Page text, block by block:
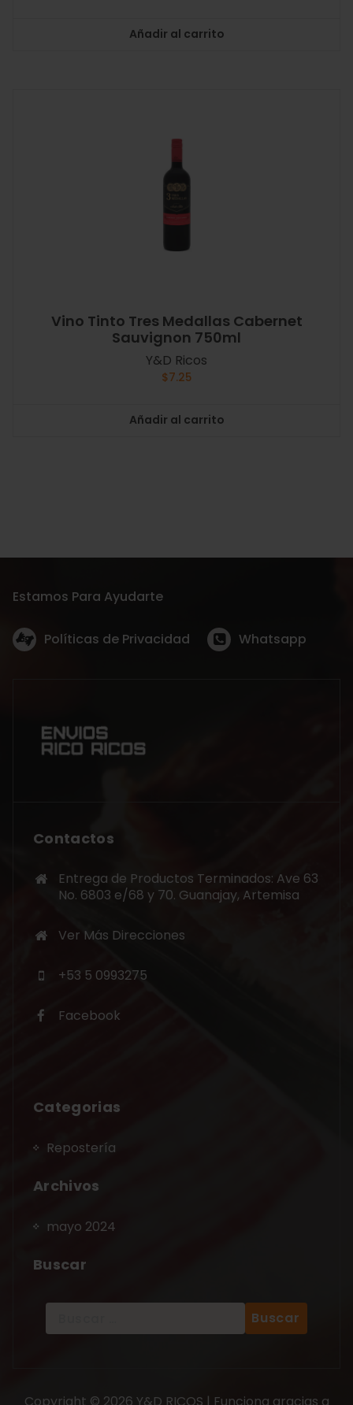
Añadir al carrito
Vino Tinto Tres Medallas Cabernet
Sauvignon 750ml
Y&D Ricos
$7.25
Añadir al carrito
Estamos Para Ayudarte
Políticas de Privacidad Whatsapp
Contactos
Entrega de Productos Terminados: Ave 63
No. 6803 e/68 y 70. Guanajay, Artemisa
Ver Más Direcciones
+53 5 0993275
Facebook
Categorias
Repostería
Archivos
mayo 2024
Buscar